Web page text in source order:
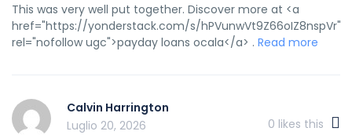
This was very well put together. Discover more at <a
href="https://yonderstack.com/s/hPVunwVt9Z66oIZ8nspVr"
rel="nofollow ugc">payday loans ocala</a> . Read more
Calvin Harrington
Luglio 20, 2026
0 likes this